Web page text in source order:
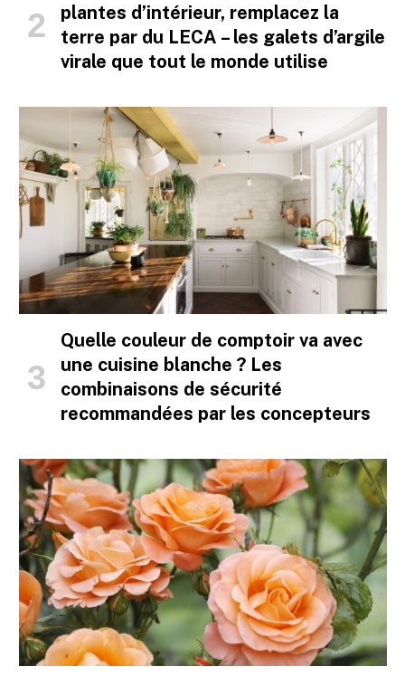
plantes d’intérieur, remplacez la
terre par du LECA – les galets d’argile
virale que tout le monde utilise
Quelle couleur de comptoir va avec
une cuisine blanche ? Les
combinaisons de sécurité
recommandées par les concepteurs